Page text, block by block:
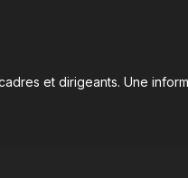
et dirigeants. Une